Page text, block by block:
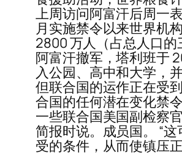
上周访问阿富汗后周一
月实施禁令以来世界机
2800 万人（占总人口
阿富汗撤军，塔利班于
入公园、高中和大学，
但联合国的运作正在受
合国的任何潜在变化禁
一些联合国美国副检察
简报时说。成员国。 “
受的条件，从而使镇压